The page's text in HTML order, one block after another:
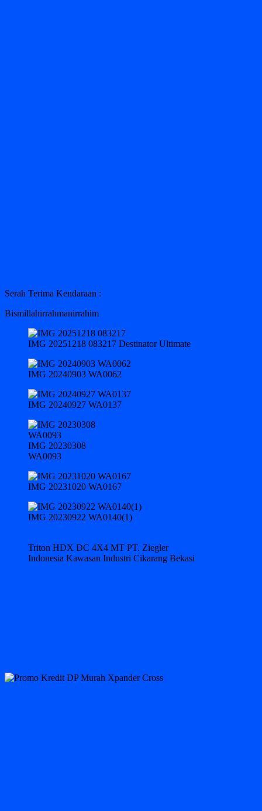
Serah Terima Kendaraan :
Bismillahirrahmanirrahim
IMG 20251218 083217 Destinator Ultimate
IMG 20240903 WA0062
IMG 20240927 WA0137
IMG 20230308
WA0093
IMG 20231020 WA0167
IMG 20230922 WA0140(1)
Triton HDX DC 4X4 MT PT. Ziegler
Indonesia Kawasan Industri Cikarang Bekasi